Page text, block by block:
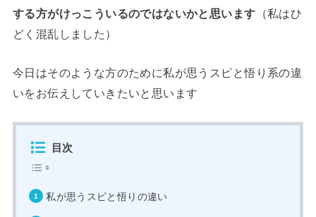
する方がけっこういるのではないかと思います （私はひ
どく混乱しました）
今日はそのような方のために私が思うスピと悟り系の違
いをお伝えしていきたいと思います
目次
私が思うスピと悟りの違い